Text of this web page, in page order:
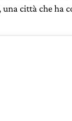
città che ha